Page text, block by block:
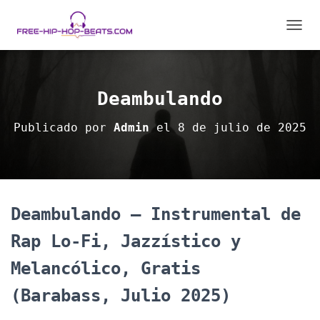
A
M
N
Deambulando
Publicado por Admin el 8 de julio de 2025
Deambulando – Instrumental de
Rap Lo-Fi, Jazzístico y
Melancólico, Gratis
(Barabass, Julio 2025)